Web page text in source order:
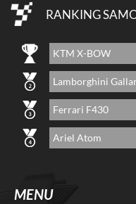
RANKING
KTM X-BOW
Lamborghini
Ferrari F430
Ariel Atom
MENU